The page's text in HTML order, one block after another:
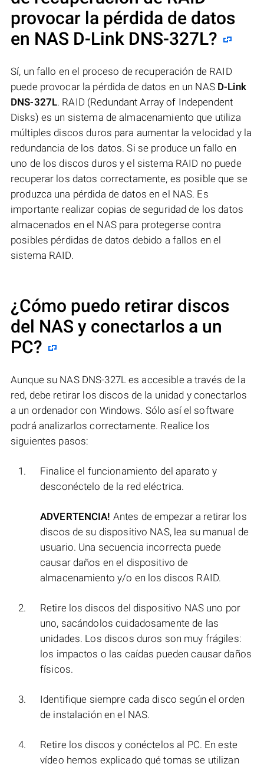
provocar la pérdida de datos
en NAS D-Link DNS-327L?
Sí, un fallo en el proceso de recuperación de RAID
puede provocar la pérdida de datos en un NAS D-Link
DNS-327L. RAID (Redundant Array of Independent
Disks) es un sistema de almacenamiento que utiliza
múltiples discos duros para aumentar la velocidad y la
redundancia de los datos. Si se produce un fallo en
uno de los discos duros y el sistema RAID no puede
recuperar los datos correctamente, es posible que se
produzca una pérdida de datos en el NAS. Es
importante realizar copias de seguridad de los datos
almacenados en el NAS para protegerse contra
posibles pérdidas de datos debido a fallos en el
sistema RAID.
¿Cómo puedo retirar discos
del NAS y conectarlos a un
PC?
Aunque su NAS DNS-327L es accesible a través de la
red, debe retirar los discos de la unidad y conectarlos
a un ordenador con Windows. Sólo así el software
podrá analizarlos correctamente. Realice los
siguientes pasos:
Finalice el funcionamiento del aparato y
desconéctelo de la red eléctrica.
ADVERTENCIA! Antes de empezar a retirar los
discos de su dispositivo NAS, lea su manual de
usuario. Una secuencia incorrecta puede
causar daños en el dispositivo de
almacenamiento y/o en los discos RAID.
Retire los discos del dispositivo NAS uno por
uno, sacándolos cuidadosamente de las
unidades. Los discos duros son muy frágiles:
los impactos o las caídas pueden causar daños
físicos.
Identifique siempre cada disco según el orden
de instalación en el NAS.
Retire los discos y conéctelos al PC. En este
vídeo hemos explicado qué tomas se utilizan